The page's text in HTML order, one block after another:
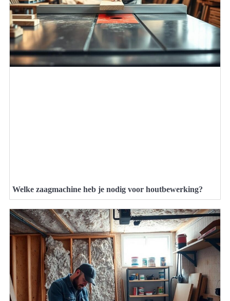
Welke zaagmachine heb je nodig voor houtbewerking?